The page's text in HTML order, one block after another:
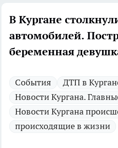
В Кургане
автомобилей.
беременная
Cобытия
ДТП в
Новости Кургана.
Новости Кургана
происходящие в жизни